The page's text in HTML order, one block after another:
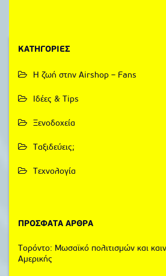
KΑΤΗΓΟΡΊΕΣ
Η ζωή στην Airshop – Fans
Ιδέες & Tips
Ξενοδοχεία
Ταξιδεύεις;
Τεχνολογία
ΠΡΌΣΦΑΤΑ ΆΡΘΡΑ
Τορόντο: Μωσαϊκό πολιτισμών και
Αμερικής